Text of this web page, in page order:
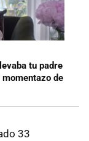
tu padre
de
33